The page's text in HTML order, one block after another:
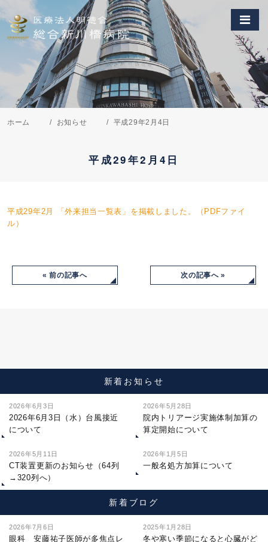
ホーム お知らせ 平成29年2月4日
平成29年2月4日
平成29年2月 「外来担当一覧表」を掲載しました。（PDFファイ
ル）
« 前の記事へ 次の記事へ »
新着お知らせ
2026年6月3日
2026年6月3日（水）台風接近
について
2026年5月28日
院内トリアージ実施体制加算の
算定開始について
2026年5月11日
CT装置更新のお知らせ（64列
→320列へ）
2026年1月5日
一般名処方加算について
新着ブログ
2026年7月6日
眼科 安藤祐子医師が多焦点レ
2025年1月28日
冬や寒い季節になると心臓がど